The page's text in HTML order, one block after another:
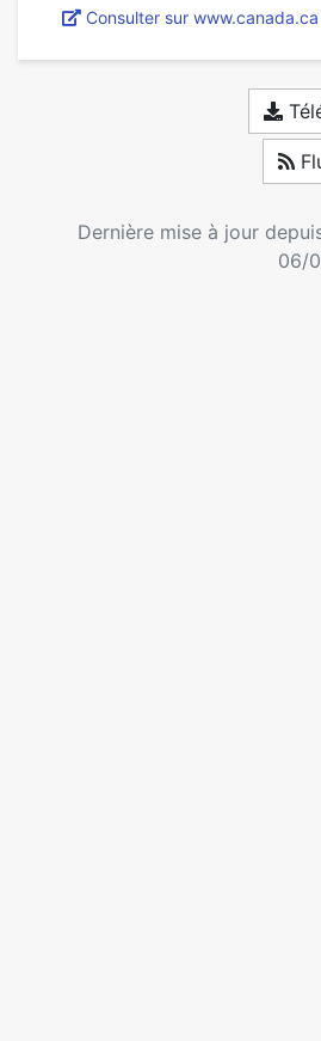
Consulter sur www.canada.ca
Dernière mise à jour
06/